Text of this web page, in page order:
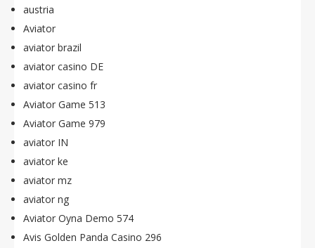
austria
Aviator
aviator brazil
aviator casino DE
aviator casino fr
Aviator Game 513
Aviator Game 979
aviator IN
aviator ke
aviator mz
aviator ng
Aviator Oyna Demo 574
Avis Golden Panda Casino 296